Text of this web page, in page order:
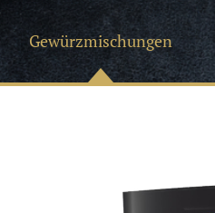
Gewürzmischungen